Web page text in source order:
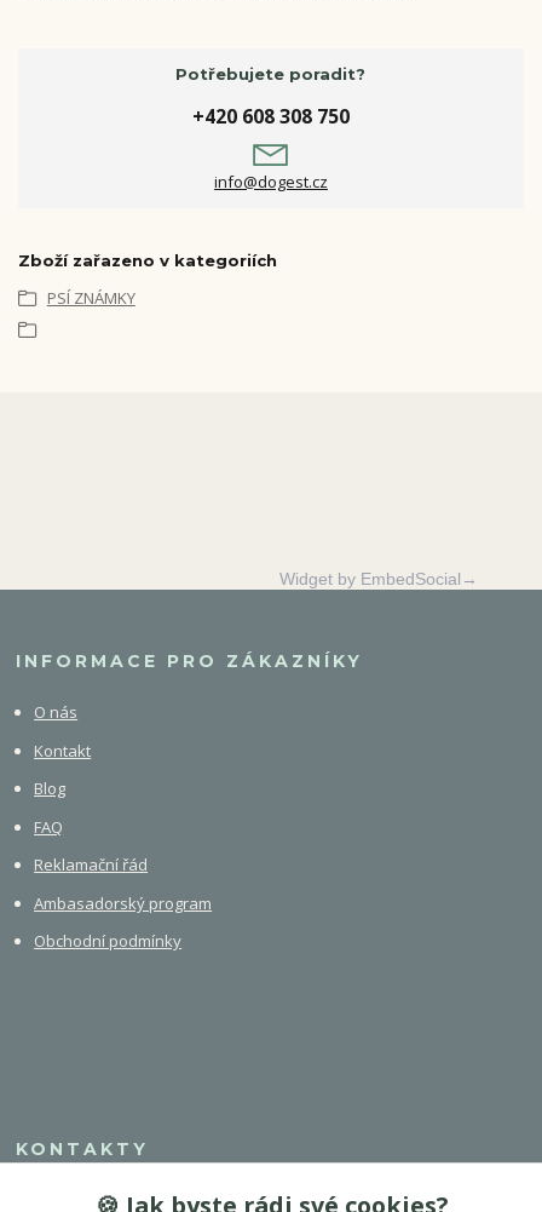
Potřebujete poradit?
+420 608 308 750
info@dogest.cz
Zboží zařazeno v kategoriích
PSÍ ZNÁMKY
Widget by EmbedSocial→
INFORMACE PRO ZÁKAZNÍKY
O nás
Kontakt
Blog
FAQ
Reklamační řád
Ambasadorský program
Obchodní podmínky
KONTAKTY
+420 608 308 750🍪 Jak byste rádi své cookies?